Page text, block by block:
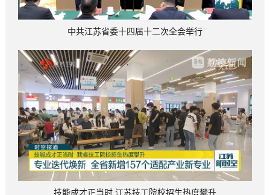
中共江苏省委十四届十二次全会举行
技能成才正当时 江苏技工院校招生热度攀升